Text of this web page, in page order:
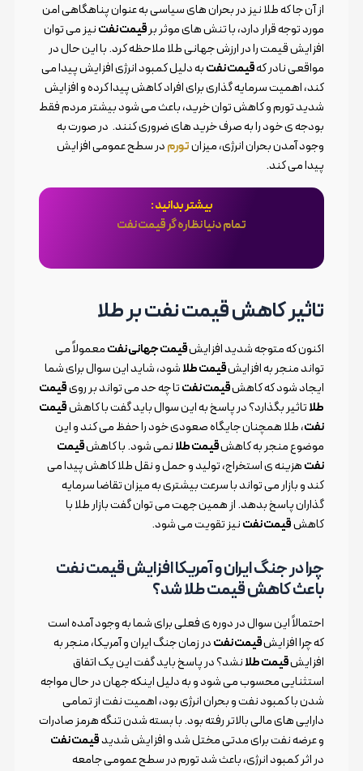
از آن جا که طلا نیز در بحران های سیاسی به عنوان پناهگاهی امن
مورد توجه قرار دارد، با تنش های موثر برقیمت نفتنیز می توان
افزایش قیمت را در ارزش جهانی طلا ملاحظه کرد. با این حال در
مواقعی نادر کهقیمت نفتبه دلیل کمبود انرژی افزایش پیدا می
کند، اهمیت سرمایه گذاری برای افراد کاهش پیدا کرده و افزایش
شدید تورم و کاهش توان خرید، باعث می شود بیشتر مردم فقط
بودجه ی خود را به صرف خرید های ضروری کنند. در صورت به
وجود آمدن بحران انرژی، میزانتورمدر سطح عمومی افزایش
پیدا می کند.
بیشتر بدانید :
تمام دنیا نظاره گر قیمت نفت
تاثیر کاهش قیمت نفت بر طلا
اکنون که متوجه شدید افزایشقیمت جهانی نفتمعمولاً می
تواند منجر به افزایشقیمت طلاشود، شاید این سوال برای شما
ایجاد شود که کاهشقیمت نفتتا چه حد می تواند بر رویقیمت
طلاتاثیر بگذارد؟ در پاسخ به این سوال باید گفت با کاهشقیمت
نفت، طلا همچنان جایگاه صعودی خود را حفظ می کند و این
موضوع منجر به کاهشقیمت طلانمی شود. با کاهشقیمت
نفتهزینه ی استخراج، تولید و حمل و نقل طلا کاهش پیدا می
کند و بازار می تواند با سرعت بیشتری به میزان تقاضا سرمایه
گذاران پاسخ بدهد. از همین جهت می توان گفت بازار طلا با
کاهشقیمت نفتنیز تقویت می شود.
چرا در جنگ ایران و آمریکا افزایش قیمت نفت
باعث کاهش قیمت طلا شد؟
احتمالاً این سوال در دوره ی فعلی برای شما به وجود آمده است
که چرا افزایشقیمت نفتدر زمان جنگ ایران و آمریکا، منجر به
افزایشقیمت طلانشد؟ در پاسخ باید گفت این یک اتفاق
استثنایی محسوب می شود و به دلیل اینکه جهان در حال مواجه
شدن با کمبود نفت و بحران انرژی بود، اهمیت نفت از تمامی
دارایی های مالی بالاتر رفته بود. با بسته شدن تنگه هرمز صادرات
و عرضه نفت برای مدتی مختل شد و افزایش شدیدقیمت نفت
در اثر کمبود انرژی، باعث شد تورم در سطح عمومی جامعه